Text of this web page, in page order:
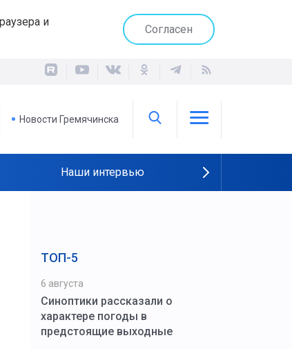
и
Согласен
Новости Гремячинска
Наши интервью
ТОП-5
6 августа
Синоптики рассказали о
характере погоды в
предстоящие выходные